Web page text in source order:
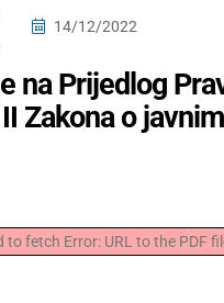
14/12/2022
na Prijedlog
Zakona o
to fetch Error: URL to the PDF